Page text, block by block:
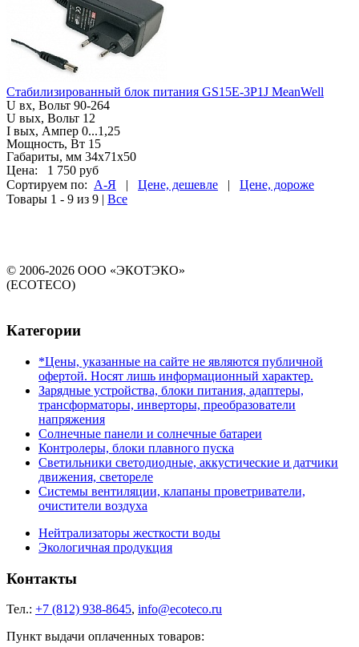
Стабилизированный блок питания GS15E-3P1J MeanWell
U вх, Вольт 90-264
U вых, Вольт 12
I вых, Ампер 0...1,25
Мощность, Вт 15
Габариты, мм 34х71х50
Цена: 1 750 руб
Сортируем по: А-Я | Цене, дешевле | Цене, дороже
Товары 1 - 9 из 9 | Все
© 2006-2026 ООО «ЭКОТЭКО»
(ECOTECO)
Категории
*Цены, указанные на сайте не являются публичной
офертой. Носят лишь информационный характер.
Зарядные устройства, блоки питания, адаптеры,
трансформаторы, инверторы, преобразователи
напряжения
Солнечные панели и солнечные батареи
Контролеры, блоки плавного пуска
Светильники светодиодные, аккустические и датчики
движения, светореле
Системы вентиляции, клапаны проветриватели,
очистители воздуха
Нейтрализаторы жесткости воды
Экологичная продукция
Контакты
Тел.: +7 (812) 938-8645, info@ecoteco.ru
Пункт выдачи оплаченных товаров: